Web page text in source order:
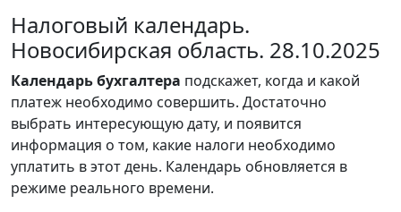
Налоговый календарь.
Новосибирская область. 28.10.2025
Календарьбухгалтера подскажет, когда и какой
платеж необходимо совершить. Достаточно
выбрать интересующую дату, и появится
информация о том, какие налоги необходимо
уплатить в этот день. Календарь обновляется в
режиме реального времени.